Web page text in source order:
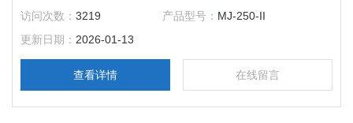
湿度偏差：±5%RH 输出功率：1950W 工作室尺寸：
580*500*850 外形尺寸：705*725*1525 公称容积：250L 载物
托架（标配）：3块
访问次数：3219 产品型号： MJ-250-II
更新日期： 2026-01-13
查看详情 在线留言